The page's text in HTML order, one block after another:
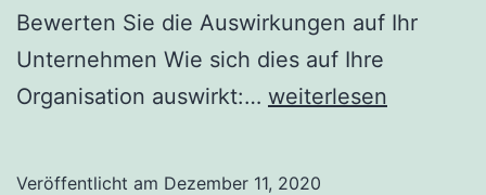
Bewerten Sie die Auswirkungen auf Ihr
Unternehmen Wie sich dies auf Ihre
Organisation auswirkt:… Wir
weiterlesen
Veröffentlicht am Dezember 11, 2020